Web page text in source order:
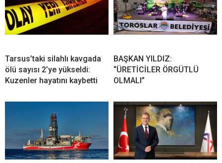
Tarsus’taki silahlı kavgada
ölü sayısı 2’ye yükseldi:
Kuzenler hayatını kaybetti
BAŞKAN YILDIZ:
“ÜRETİCİLER ÖRGÜTLÜ
OLMALI”